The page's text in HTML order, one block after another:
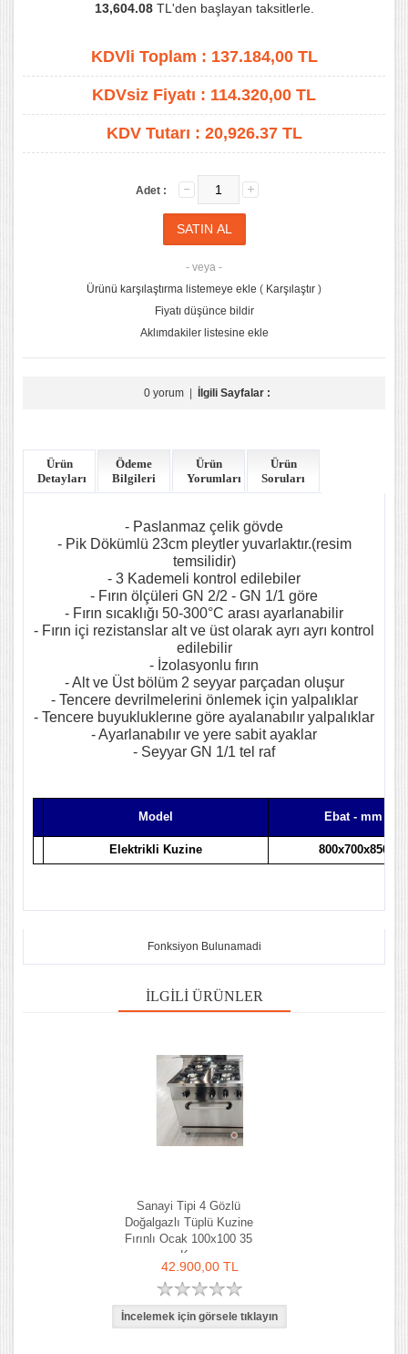
13,604.08TL'den başlayan taksitlerle.
KDVli Toplam : 137.184,00TL
KDVsiz Fiyatı : 114.320,00 TL
KDV Tutarı : 20,926.37 TL
Adet :
- veya -
Ürünü karşılaştırma listemeye ekle ( Karşılaştır )
Fiyatı düşünce bildir
Aklımdakiler listesine ekle
0 yorum| İlgili Sayfalar :
Ürün
Detayları
Ödeme
Bilgileri
Ürün
Yorumları
Ürün
Soruları
- Paslanmaz çelik gövde
- Pik Dökümlü 23cm pleytler yuvarlaktır.(resim
temsilidir)
- 3 Kademeli kontrol edilebiler
- Fırın ölçüleri GN 2/2 - GN 1/1 göre
- Fırın sıcaklığı 50-300°C arası ayarlanabilir
- Fırın içi rezistanslar alt ve üst olarak ayrı ayrı kontrol
edilebilir
- İzolasyonlu fırın
- Alt ve Üst bölüm 2 seyyar parçadan oluşur
- Tencere devrilmelerini önlemek için yalpalıklar
- Tencere buyukluklerıne göre ayalanabılır yalpalıklar
- Ayarlanabılır ve yere sabit ayaklar
- Seyyar GN 1/1 tel raf
Model Ebat - mm
Elektrikli Kuzine 800x700x850
Fonksiyon Bulunamadi
İLGILI ÜRÜNLER
Sanayi Tipi 4 Gözlü
Doğalgazlı Tüplü Kuzine
Fırınlı Ocak 100x100 35
Kw
42.900,00 TL